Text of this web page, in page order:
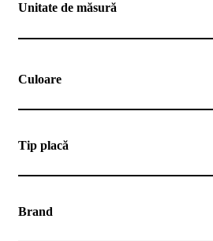
Unitate de măsură
Culoare
Tip placă
Brand